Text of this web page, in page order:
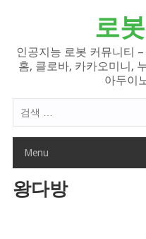
로
인공지능 로봇 커뮤니티
홈, 클로바, 카카오미니,
아두이
색
Menu
왕다방